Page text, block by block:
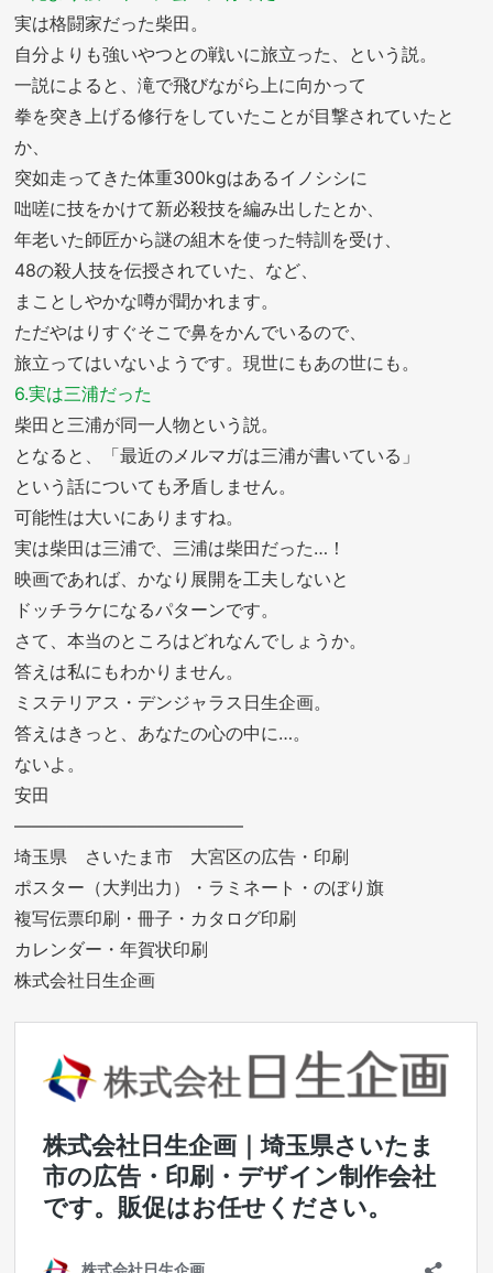
実は格闘家だった柴田。
自分よりも強いやつとの戦いに旅立った、という説。
一説によると、滝で飛びながら上に向かって
拳を突き上げる修行をしていたことが目撃されていたと
か、
突如走ってきた体重300kgはあるイノシシに
咄嗟に技をかけて新必殺技を編み出したとか、
年老いた師匠から謎の組木を使った特訓を受け、
48の殺人技を伝授されていた、など、
まことしやかな噂が聞かれます。
ただやはりすぐそこで鼻をかんでいるので、
旅立ってはいないようです。現世にもあの世にも。
6.実は三浦だった
柴田と三浦が同一人物という説。
となると、「最近のメルマガは三浦が書いている」
という話についても矛盾しません。
可能性は大いにありますね。
実は柴田は三浦で、三浦は柴田だった…！
映画であれば、かなり展開を工夫しないと
ドッチラケになるパターンです。
さて、本当のところはどれなんでしょうか。
答えは私にもわかりません。
ミステリアス・デンジャラス日生企画。
答えはきっと、あなたの心の中に…。
ないよ。
安田
—————————————
埼玉県 さいたま市 大宮区の広告・印刷
ポスター（大判出力）・ラミネート・のぼり旗
複写伝票印刷・冊子・カタログ印刷
カレンダー・年賀状印刷
株式会社日生企画